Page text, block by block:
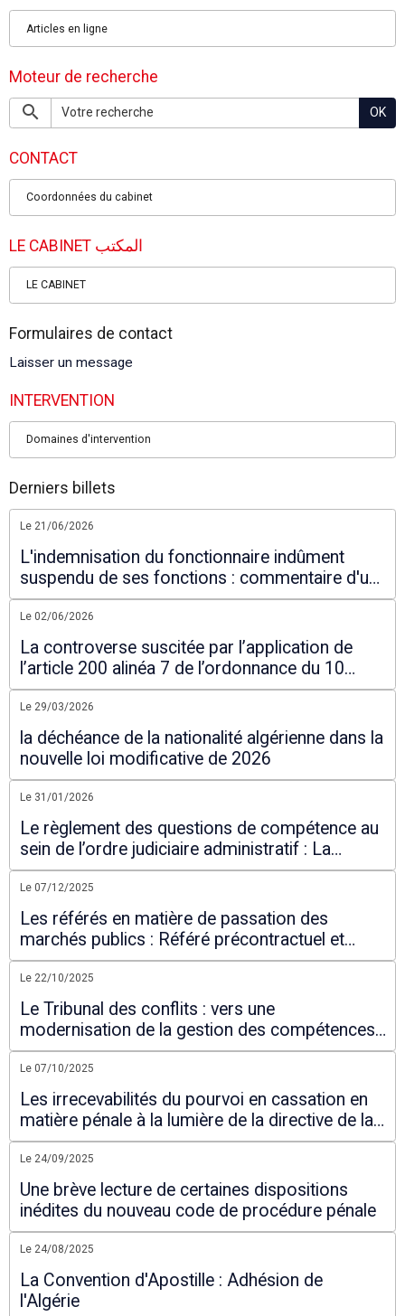
Articles en ligne
Moteur de recherche
OK
CONTACT
Coordonnées du cabinet
LE CABINET المكتب
LE CABINET
Formulaires de contact
Laisser un message
INTERVENTION
Domaines d'intervention
Derniers billets
Le 21/06/2026
L'indemnisation du fonctionnaire indûment
suspendu de ses fonctions : commentaire d'un
arrêt du Conseil d'Etat
Le 02/06/2026
La controverse suscitée par l’application de
l’article 200 alinéa 7 de l’ordonnance du 10
mars 2021
Le 29/03/2026
la déchéance de la nationalité algérienne dans la
nouvelle loi modificative de 2026
Le 31/01/2026
Le règlement des questions de compétence au
sein de l’ordre judiciaire administratif : La
nécessaire réforme
Le 07/12/2025
Les référés en matière de passation des
marchés publics : Référé précontractuel et
référé contractuel
Le 22/10/2025
Le Tribunal des conflits : vers une
modernisation de la gestion des compétences
juridictionnelles
Le 07/10/2025
Les irrecevabilités du pourvoi en cassation en
matière pénale à la lumière de la directive de la
Cour suprême portant filtrage des pourvois.
Le 24/09/2025
Une brève lecture de certaines dispositions
inédites du nouveau code de procédure pénale
Le 24/08/2025
La Convention d'Apostille : Adhésion de
l'Algérie